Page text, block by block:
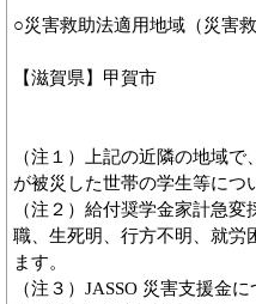
○災害救助法適用地域（災害
【滋賀県】甲賀市
（注１）上記の近隣の地域
が被災した世帯の学生等につ
（注２）給付奨学金家計急
職、生死明、行方不明、就労
ます。
（注３）JASSO 災害支援金